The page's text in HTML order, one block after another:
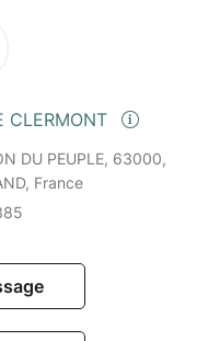
CLERMONT
DU PEUPLE, 63000,
France